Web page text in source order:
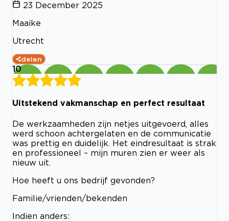
23 December 2025
Maaike
Utrecht
delen
10
Uitstekend vakmanschap en perfect resultaat
De werkzaamheden zijn netjes uitgevoerd, alles
werd schoon achtergelaten en de communicatie
was prettig en duidelijk. Het eindresultaat is strak
en professioneel – mijn muren zien er weer als
nieuw uit.
Hoe heeft u ons bedrijf gevonden?
Familie/vrienden/bekenden
Indien anders: